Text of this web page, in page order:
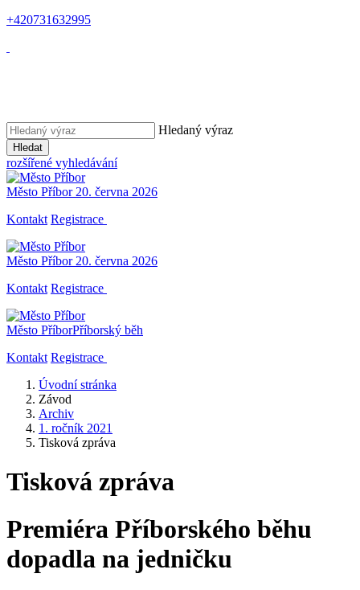
+420731632995
Hledaný výraz
Hledat
rozšířené vyhledávání
Město Příbor 20. června 2026
Kontakt Registrace
Město Příbor 20. června 2026
Kontakt Registrace
Město PříborPříborský běh
Kontakt Registrace
Úvodní stránka
Závod
Archiv
1. ročník 2021
Tisková zpráva
Tisková zpráva
Premiéra Příborského běhu
dopadla na jedničku